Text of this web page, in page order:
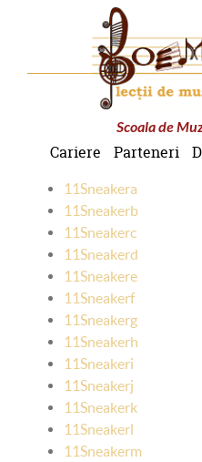
Scoala de
Cariere Parteneri
11Sneakera
11Sneakerb
11Sneakerc
11Sneakerd
11Sneakere
11Sneakerf
11Sneakerg
11Sneakerh
11Sneakeri
11Sneakerj
11Sneakerk
11Sneakerl
11Sneakerm